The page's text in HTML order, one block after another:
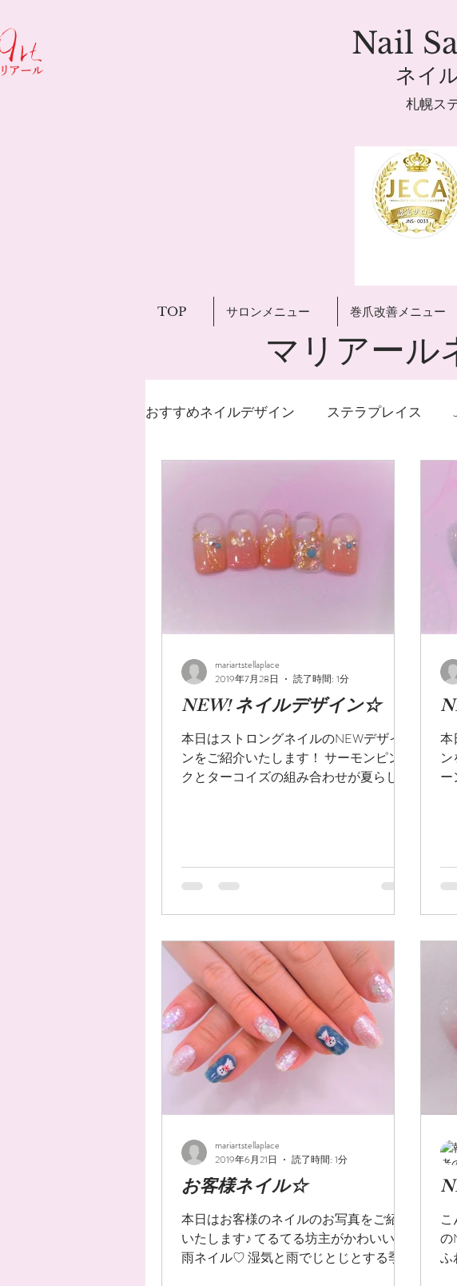
Nail
ネイ
札幌ス
TOP サロンメニュー 巻爪改善メニュー
マリアール
おすすめネイルデザイン ステラプレイス
ジェルネイル ストロングネイル 深爪
マーブル ミラーネイル
NEW! ネイルデザイン☆
本日はストロングネイルのNEWデザイ
ンをご紹介いたします！ サーモンピン
クとターコイズの組み合わせが夏らしい
mariartstellaplace
2019年7月28日
読了時間: 1分
本
ー
お客様ネイル☆
本日はお客様のネイルのお写真をご紹介
いたします♪ てるてる坊主がかわいい梅
雨ネイル♡ 湿気と雨でじとじとする季
mariartstellaplace
2019年6月21日
読了時間: 1分
の
ふ